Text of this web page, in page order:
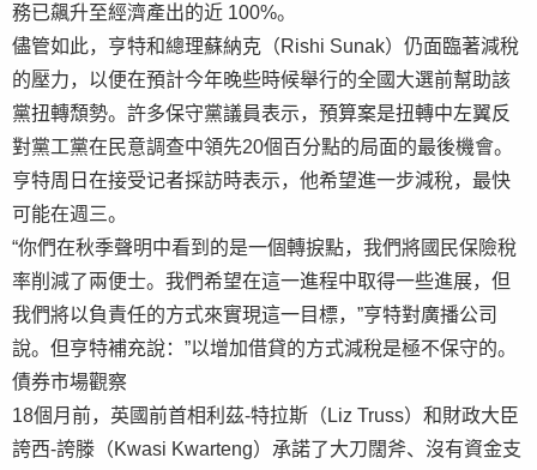
務已飆升至經濟產出的近 100%。
儘管如此，亨特和總理蘇納克（Rishi Sunak）仍面臨著減稅
的壓力，以便在預計今年晚些時候舉行的全國大選前幫助該
黨扭轉頹勢。許多保守黨議員表示，預算案是扭轉中左翼反
對黨工黨在民意調查中領先20個百分點的局面的最後機會。
亨特周日在接受记者採訪時表示，他希望進一步減稅，最快
可能在週三。
“你們在秋季聲明中看到的是一個轉捩點，我們將國民保險稅
率削減了兩便士。我們希望在這一進程中取得一些進展，但
我們將以負責任的方式來實現這一目標，”亨特對廣播公司
說。但亨特補充說：”以增加借貸的方式減稅是極不保守的。
債券市場觀察
18個月前，英國前首相利茲-特拉斯（Liz Truss）和財政大臣
誇西-誇滕（Kwasi Kwarteng）承諾了大刀闊斧、沒有資金支